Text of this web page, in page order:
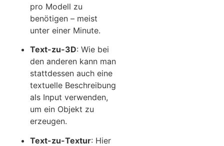
pro Modell zu
benötigen – meist
unter einer Minute.
Text-zu-3D: Wie bei
den anderen kann man
stattdessen auch eine
textuelle Beschreibung
als Input verwenden,
um ein Objekt zu
erzeugen.
Text-zu-Textur: Hier